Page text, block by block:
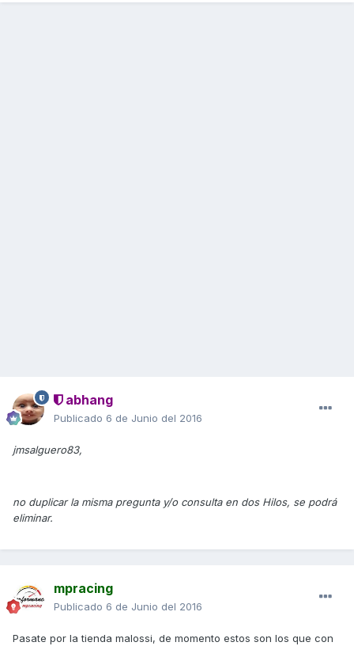
abhang
Publicado 6 de Junio del 2016
jmsalguero83,
no duplicar la misma pregunta y/o consulta en dos Hilos, se podrá
eliminar.
mpracing
Publicado 6 de Junio del 2016
Pasate por la tienda malossi, de momento estos son los que con